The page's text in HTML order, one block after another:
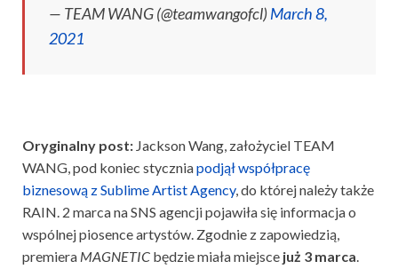
— TEAM WANG (@teamwangofcl)March 8,
2021
Oryginalny post: Jackson Wang, założyciel TEAM
WANG, pod koniec styczniapodjął współpracę
biznesową z Sublime Artist Agency, do której należy także
RAIN. 2 marca na SNS agencji pojawiła się informacja o
wspólnej piosence artystów. Zgodnie z zapowiedzią,
premiera MAGNETIC będzie miała miejsce już 3 marca.